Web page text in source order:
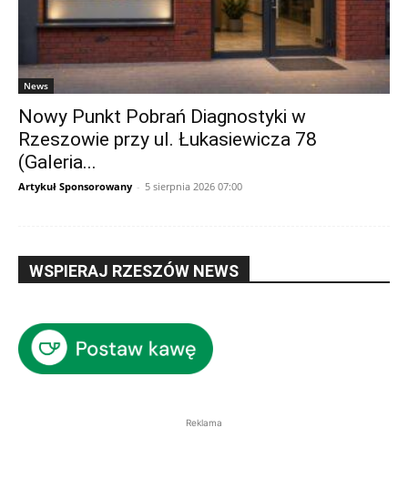
News
Nowy Punkt Pobrań Diagnostyki w
Rzeszowie przy ul. Łukasiewicza 78
(Galeria...
Artykuł Sponsorowany - 5 sierpnia 2026 07:00
WSPIERAJ RZESZÓW NEWS
Reklama